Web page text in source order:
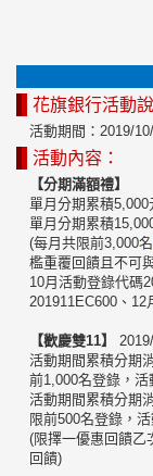
花旗銀行活動說
活動期間：2019/
活動內容：
【分期滿額禮】
單月分期累積
單月分期累積
(每月共限前3,000名
檻重覆回饋且不可
10月活動登錄代碼
201911EC600、12
【歡慶雙11】
活動期間累積分期
前1,000名登錄，
活動期間累積分期
限前500名登錄，
(限擇一優惠回饋乙
回饋)